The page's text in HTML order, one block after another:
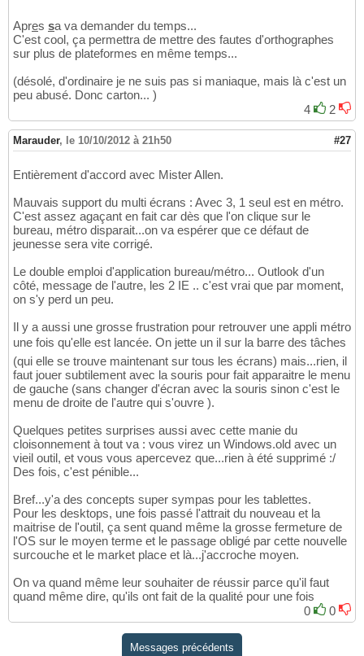
Apres sa va demander du temps...
C'est cool, ça permettra de mettre des fautes d'orthographes
sur plus de plateformes en même temps...
(désolé, d'ordinaire je ne suis pas si maniaque, mais là c'est un
peu abusé. Donc carton... )
4
2
Marauder, le 10/10/2012 à 21h50 #27
Entièrement d'accord avec Mister Allen.
Mauvais support du multi écrans : Avec 3, 1 seul est en métro.
C'est assez agaçant en fait car dès que l'on clique sur le
bureau, métro disparait...on va espérer que ce défaut de
jeunesse sera vite corrigé.
Le double emploi d'application bureau/métro... Outlook d'un
côté, message de l'autre, les 2 IE .. c'est vrai que par moment,
on s'y perd un peu.
Il y a aussi une grosse frustration pour retrouver une appli métro
une fois qu'elle est lancée. On jette un il sur la barre des tâches
(qui elle se trouve maintenant sur tous les écrans) mais...rien, il
faut jouer subtilement avec la souris pour fait apparaitre le menu
de gauche (sans changer d'écran avec la souris sinon c'est le
menu de droite de l'autre qui s'ouvre ).
Quelques petites surprises aussi avec cette manie du
cloisonnement à tout va : vous virez un Windows.old avec un
vieil outil, et vous vous apercevez que...rien à été supprimé :/
Des fois, c'est pénible...
Bref...y'a des concepts super sympas pour les tablettes.
Pour les desktops, une fois passé l'attrait du nouveau et la
maitrise de l'outil, ça sent quand même la grosse fermeture de
l'OS sur le moyen terme et le passage obligé par cette nouvelle
surcouche et le market place et là...j'accroche moyen.
On va quand même leur souhaiter de réussir parce qu'il faut
quand même dire, qu'ils ont fait de la qualité pour une fois
0
0
Messages précédents